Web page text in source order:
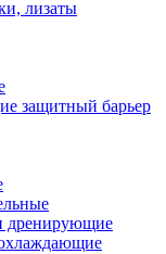
лизаты
защитный барьер
дренирующие